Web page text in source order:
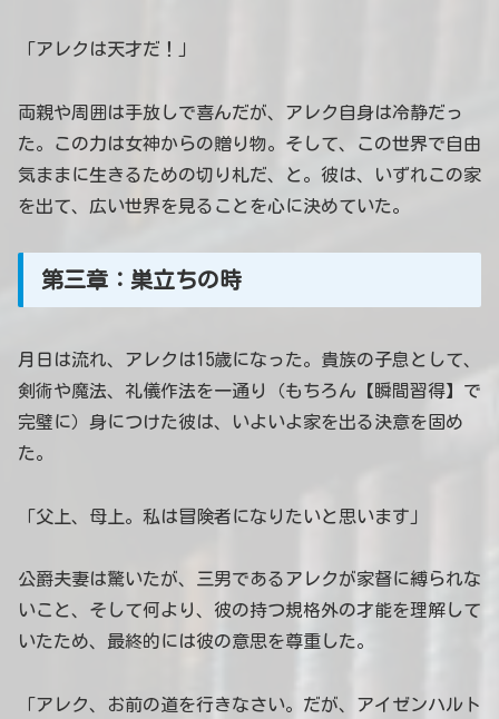
「アレクは天才だ！」
両親や周囲は手放しで喜んだが、アレク自身は冷静だっ
た。この力は女神からの贈り物。そして、この世界で自由
気ままに生きるための切り札だ、と。彼は、いずれこの家
を出て、広い世界を見ることを心に決めていた。
第三章：巣立ちの時
月日は流れ、アレクは15歳になった。貴族の子息として、
剣術や魔法、礼儀作法を一通り（もちろん【瞬間習得】で
完璧に）身につけた彼は、いよいよ家を出る決意を固め
た。
「父上、母上。私は冒険者になりたいと思います」
公爵夫妻は驚いたが、三男であるアレクが家督に縛られな
いこと、そして何より、彼の持つ規格外の才能を理解して
いたため、最終的には彼の意思を尊重した。
「アレク、お前の道を行きなさい。だが、アイゼンハルト